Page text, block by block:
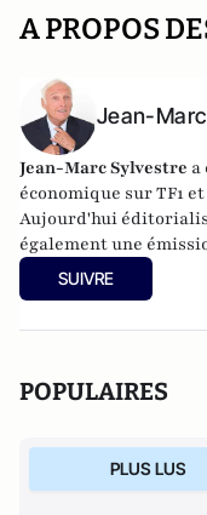
A PROPOS
Jean-
Jean-Marc Sylvestre a
économique sur TF1
Aujourd'hui
également une
SUIVRE
POPULAIRES
PLUS LUS